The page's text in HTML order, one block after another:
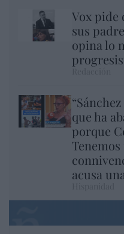
Vox pide
sus
opina lo
que ha
porque
acusa